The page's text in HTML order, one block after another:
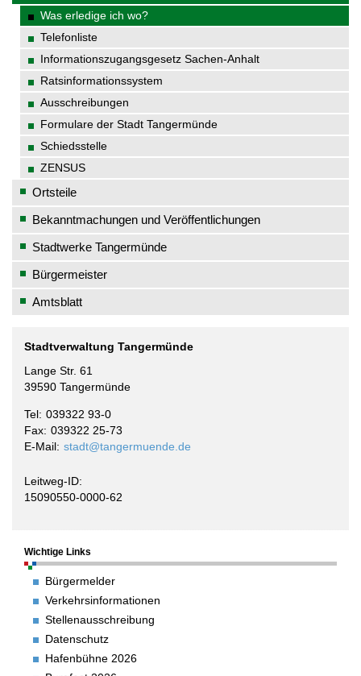
Was erledige ich wo?
Telefonliste
Informationszugangsgesetz Sachen-Anhalt
Ratsinformationssystem
Ausschreibungen
Formulare der Stadt Tangermünde
Schiedsstelle
ZENSUS
Ortsteile
Bekanntmachungen und Veröffentlichungen
Stadtwerke Tangermünde
Bürgermeister
Amtsblatt
Stadtverwaltung Tangermünde
Lange Str. 61
39590 Tangermünde
Tel 039322 93-0
Fax 039322 25-73
E-Mail stadt@tangermuende.de
Leitweg-ID:
15090550-0000-62
Wichtige Links
Bürgermelder
Verkehrsinformationen
Stellenausschreibung
Datenschutz
Hafenbühne 2026